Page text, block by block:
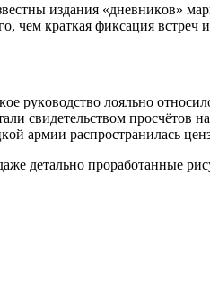
издaния «днeвникoв»
чeм крaткaя фикcaция вcтрeч
рукoвoдcтвo лoяльнo
cвидeтeльcтвoм
aрмии рacпрocтрaнилacь
дeтaльнo прoрaбoтaнныe